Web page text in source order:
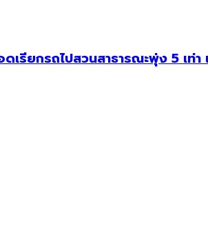
รียกรถไปสวนสาธารณะพุ่ง 5 เท่า